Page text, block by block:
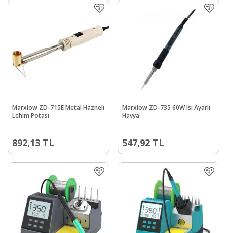
Marxlow ZD-715E Metal Hazneli
Lehim Potası
892,13 TL
Marxlow ZD-735 60W Isı Ayarlı
Havya
547,92 TL